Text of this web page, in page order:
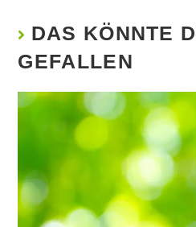
DAS KÖNNTE
GEFALLEN